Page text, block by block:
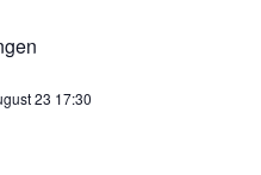
23 17:30